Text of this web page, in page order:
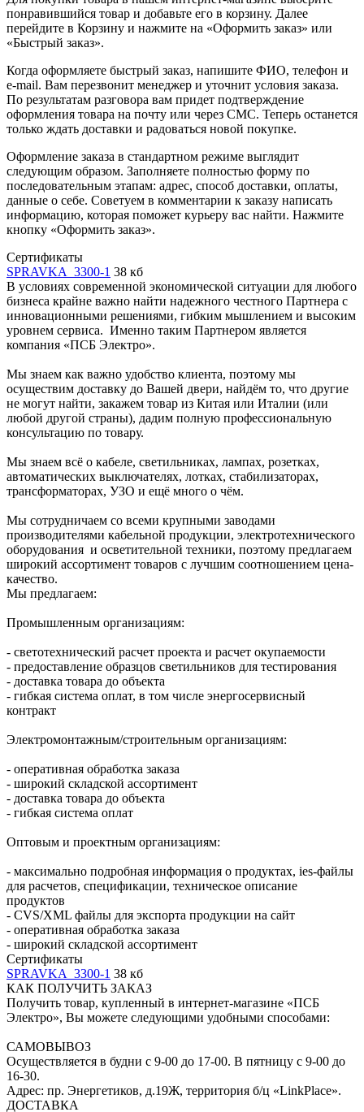
понравившийся товар и добавьте его в корзину. Далее
перейдите в Корзину и нажмите на «Оформить заказ» или
«Быстрый заказ».
Когда оформляете быстрый заказ, напишите ФИО, телефон и
e-mail. Вам перезвонит менеджер и уточнит условия заказа.
По результатам разговора вам придет подтверждение
оформления товара на почту или через СМС. Теперь останется
только ждать доставки и радоваться новой покупке.
Оформление заказа в стандартном режиме выглядит
следующим образом. Заполняете полностью форму по
последовательным этапам: адрес, способ доставки, оплаты,
данные о себе. Советуем в комментарии к заказу написать
информацию, которая поможет курьеру вас найти. Нажмите
кнопку «Оформить заказ».
Сертификаты
SPRAVKA_3300-1 38 кб
В условиях современной экономической ситуации для любого
бизнеса крайне важно найти надежного честного Партнера с
инновационными решениями, гибким мышлением и высоким
уровнем сервиса. Именно таким Партнером является
компания «ПСБ Электро».
Мы знаем как важно удобство клиента, поэтому мы
осуществим доставку до Вашей двери, найдём то, что другие
не могут найти, закажем товар из Китая или Италии (или
любой другой страны), дадим полную профессиональную
консультацию по товару.
Мы знаем всё о кабеле, светильниках, лампах, розетках,
автоматических выключателях, лотках, стабилизаторах,
трансформаторах, УЗО и ещё много о чём.
Мы сотрудничаем со всеми крупными заводами
производителями кабельной продукции, электротехнического
оборудования и осветительной техники, поэтому предлагаем
широкий ассортимент товаров с лучшим соотношением цена-
качество.
Мы предлагаем:
Промышленным организациям:
- светотехнический расчет проекта и расчет окупаемости
- предоставление образцов светильников для тестирования
- доставка товара до объекта
- гибкая система оплат, в том числе энергосервисный
контракт
Электромонтажным/строительным организациям:
- оперативная обработка заказа
- широкий складской ассортимент
- доставка товара до объекта
- гибкая система оплат
Оптовым и проектным организациям:
- максимально подробная информация о продуктах, ies-файлы
для расчетов, спецификации, техническое описание
продуктов
- CVS/XML файлы для экспорта продукции на сайт
- оперативная обработка заказа
- широкий складской ассортимент
Сертификаты
SPRAVKA_3300-1 38 кб
КАК ПОЛУЧИТЬ ЗАКАЗ
Получить товар, купленный в интернет-магазине «ПСБ
Электро», Вы можете следующими удобными способами:
САМОВЫВОЗ
Осуществляется в будни с 9-00 до 17-00. В пятницу с 9-00 до
16-30.
Адрес: пр. Энергетиков, д.19Ж, территория б/ц «LinkPlace».
ДОСТАВКА